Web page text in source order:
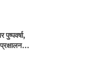
पुष्पवर्षा,